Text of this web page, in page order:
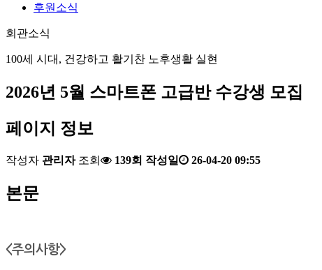
후원소식
회관소식
100세 시대, 건강하고 활기찬 노후생활 실현
2026년 5월 스마트폰 고급반 수강생 모집
페이지 정보
작성자 관리자 조회 139회 작성일 26-04-20 09:55
본문
<주의사항>